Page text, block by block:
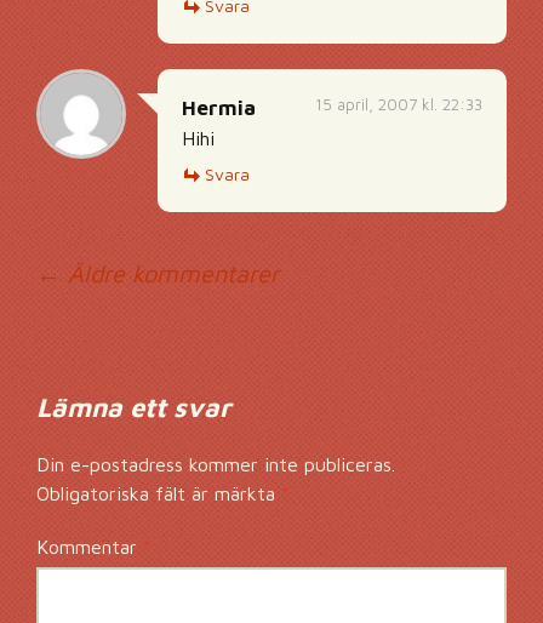
Svara
15 april, 2007 kl. 22:33
Hermia
Hihi
Svara
← Äldre kommentarer
Lämna ett svar
Din e-postadress kommer inte publiceras.
Obligatoriska fält är märkta*
Kommentar*